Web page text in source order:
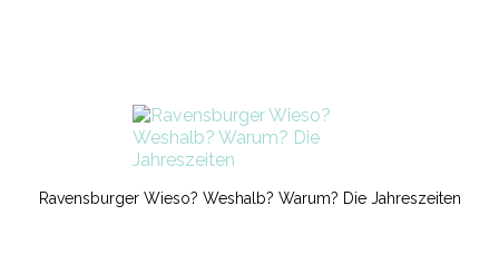
Ravensburger Wieso? Weshalb? Warum? Die Jahreszeiten